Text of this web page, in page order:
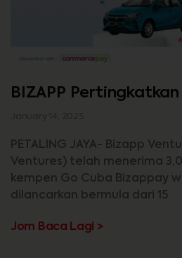
BIZAPP
PETALING JAYA- Bizapp
Ventures) telah menerima
kempen Go Cuba Bizappay
dilancarkan bermula dari 15
Jom Baca Lagi >